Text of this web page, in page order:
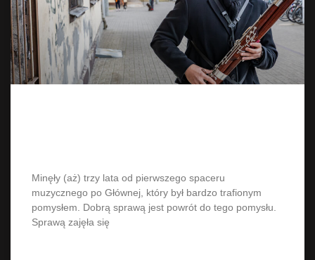
Minęły (aż) trzy lata od pierwszego spaceru
muzycznego po Głównej, który był bardzo trafionym
pomysłem. Dobrą sprawą jest powrót do tego pomysłu.
Sprawą zajęła się